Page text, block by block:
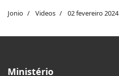
Jonio Videos 02 fevereiro 2024
Ministério